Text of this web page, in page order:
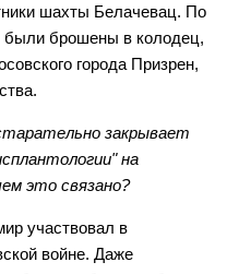
шахты Белачевац. По
были брошены в колодец,
города Призрен,
закрывает
на
это связано?
участвовал в
войне. Даже